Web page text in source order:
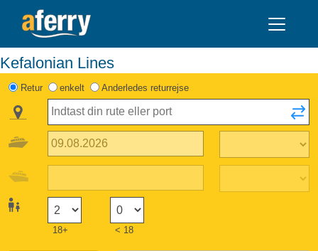
Kefalonian Lines
Retur enkelt Anderledes returrejse
18+ < 18